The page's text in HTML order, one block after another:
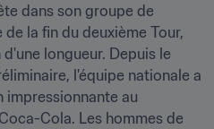
dans son groupe de
la fin du deuxième Tour,
longueur. Depuis le
l'équipe nationale a
impressionnante au
Cola. Les hommes de